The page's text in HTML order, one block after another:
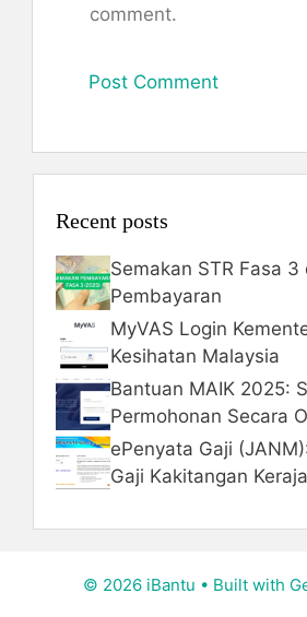
comment.
Recent posts
Semakan STR Fasa
Pembayaran
MyVAS Login
Kesihatan Malaysia
Bantuan MAIK 2025:
Permohonan Secara
ePenyata Gaji
Gaji Kakitangan
© 2026 iBantu • Built with